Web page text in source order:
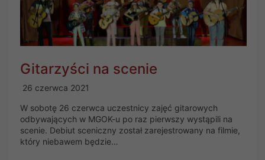
Gitarzyści na scenie
26 czerwca 2021
W sobotę 26 czerwca uczestnicy zajęć gitarowych
odbywających w MGOK-u po raz pierwszy wystąpili na
scenie. Debiut sceniczny został zarejestrowany na filmie,
który niebawem będzie…